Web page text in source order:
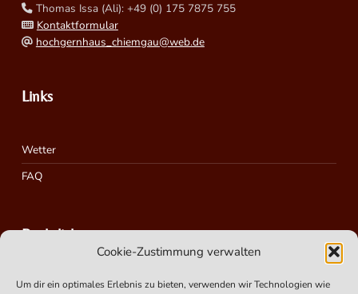
Cookie-Zustimmung verwalten
Um dir ein optimales Erlebnis zu bieten, verwenden wir Technologien wie
Thomas Issa (Ali): +49 (0) 175 7875 755
Kontaktformular
hochgernhaus_chiemgau@web.de
Links
Wetter
FAQ
Rechtliches
Impressum